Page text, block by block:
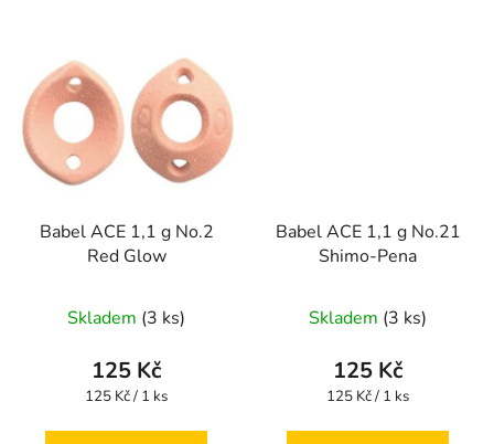
Babel ACE 1,1 g No.2
Red Glow
Skladem (3 ks)
125 Kč
Měrná
125 Kč / 1 ks
Babel ACE 1,1 g No.21
Shimo-Pena
Skladem (3 ks)
125 Kč
Měrná
125 Kč / 1 ks